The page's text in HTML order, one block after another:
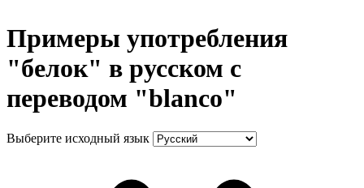
Примеры употребления
"белок" в русском с
переводом "blanco"
Выберите исходный язык